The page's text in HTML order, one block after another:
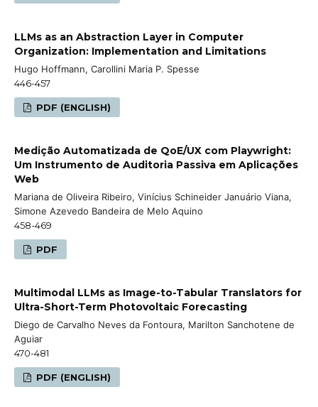
LLMs as an Abstraction Layer in Computer
Organization: Implementation and Limitations
Hugo Hoffmann, Carollini Maria P. Spesse
446-457
PDF (ENGLISH)
Medição Automatizada de QoE/UX com Playwright:
Um Instrumento de Auditoria Passiva em Aplicações
Web
Mariana de Oliveira Ribeiro, Vinícius Schineider Januário Viana,
Simone Azevedo Bandeira de Melo Aquino
458-469
PDF
Multimodal LLMs as Image-to-Tabular Translators for
Ultra-Short-Term Photovoltaic Forecasting
Diego de Carvalho Neves da Fontoura, Marilton Sanchotene de
Aguiar
470-481
PDF (ENGLISH)